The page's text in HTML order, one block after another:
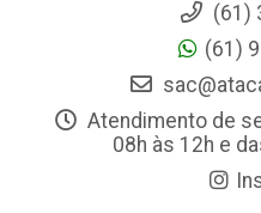
(61)
(61)
Atendimento de
08h às 12h e